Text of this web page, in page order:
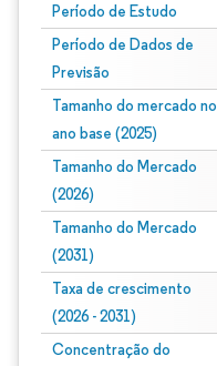
Período de Estudo
Período de Dados de
Previsão
Tamanho do mercado no
ano base (2025)
Tamanho do Mercado
(2026)
Tamanho do Mercado
(2031)
Taxa de crescimento
(2026 - 2031)
Concentração do